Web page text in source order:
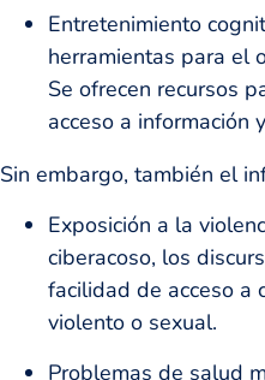
Entretenimiento
herramientas para el
Se ofrecen recursos
acceso a información
Sin embargo, también el
Exposición a la
ciberacoso, los
facilidad de acceso a
violento o sexual.
Problemas de salud